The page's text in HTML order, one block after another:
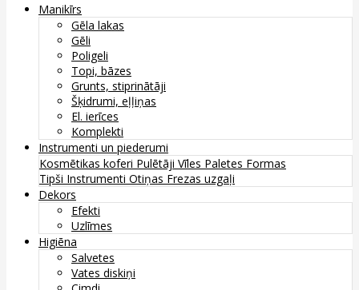
Manikīrs
Gēla lakas
Gēli
Poligeli
Topi, bāzes
Grunts, stiprinātāji
Šķidrumi, eļļiņas
El. ierīces
Komplekti
Instrumenti un piederumi
Kosmētikas koferi Pulētāji Vīles Paletes Formas
Tipši Instrumenti Otiņas Frezas uzgaļi
Dekors
Efekti
Uzlīmes
Higiēna
Salvetes
Vates diskiņi